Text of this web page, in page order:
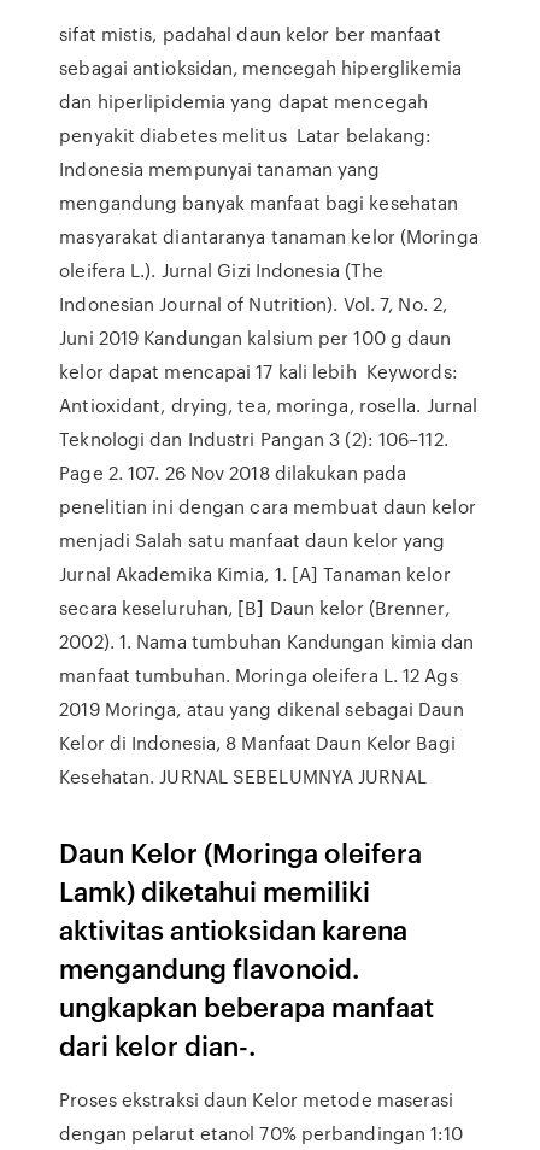
sifat mistis, padahal daun kelor ber manfaat
sebagai antioksidan, mencegah hiperglikemia
dan hiperlipidemia yang dapat mencegah
penyakit diabetes melitus Latar belakang:
Indonesia mempunyai tanaman yang
mengandung banyak manfaat bagi kesehatan
masyarakat diantaranya tanaman kelor (Moringa
oleifera L.). Jurnal Gizi Indonesia (The
Indonesian Journal of Nutrition). Vol. 7, No. 2,
Juni 2019 Kandungan kalsium per 100 g daun
kelor dapat mencapai 17 kali lebih Keywords:
Antioxidant, drying, tea, moringa, rosella. Jurnal
Teknologi dan Industri Pangan 3 (2): 106–112.
Page 2. 107. 26 Nov 2018 dilakukan pada
penelitian ini dengan cara membuat daun kelor
menjadi Salah satu manfaat daun kelor yang
Jurnal Akademika Kimia, 1. [A] Tanaman kelor
secara keseluruhan, [B] Daun kelor (Brenner,
2002). 1. Nama tumbuhan Kandungan kimia dan
manfaat tumbuhan. Moringa oleifera L. 12 Ags
2019 Moringa, atau yang dikenal sebagai Daun
Kelor di Indonesia, 8 Manfaat Daun Kelor Bagi
Kesehatan. JURNAL SEBELUMNYA JURNAL
Daun Kelor (Moringa oleifera
Lamk) diketahui memiliki
aktivitas antioksidan karena
mengandung flavonoid.
ungkapkan beberapa manfaat
dari kelor dian-.
Proses ekstraksi daun Kelor metode maserasi
dengan pelarut etanol 70% perbandingan 1:10